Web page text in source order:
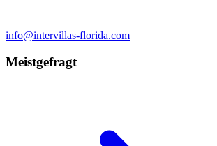
info@intervillas-florida.com
Meistgefragt